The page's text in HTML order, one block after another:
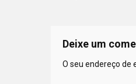
Deixe um
O seu endereço de